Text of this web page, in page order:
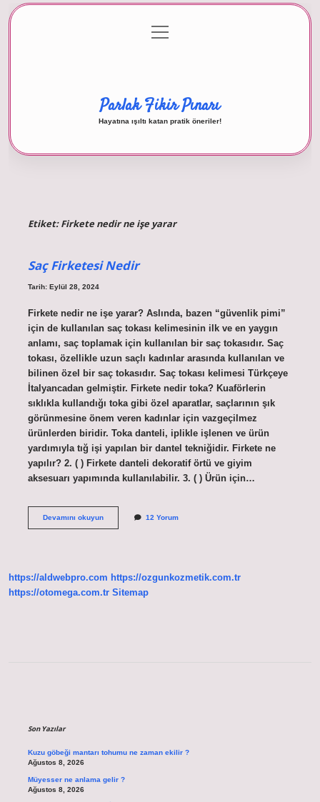
Gizlilik Politikası
menüyü
aç
Parlak Fikir Pınarı
Hayatına ışıltı katan pratik öneriler!
Etiket:Firkete nedir ne işe yarar
Saç Firketesi Nedir
Tarih: Eylül 28, 2024
Firkete nedir ne işe yarar? Aslında, bazen “güvenlik pimi”
için de kullanılan saç tokası kelimesinin ilk ve en yaygın
anlamı, saç toplamak için kullanılan bir saç tokasıdır. Saç
tokası, özellikle uzun saçlı kadınlar arasında kullanılan ve
bilinen özel bir saç tokasıdır. Saç tokası kelimesi Türkçeye
İtalyancadan gelmiştir. Firkete nedir toka? Kuaförlerin
sıklıkla kullandığı toka gibi özel aparatlar, saçlarının şık
görünmesine önem veren kadınlar için vazgeçilmez
ürünlerden biridir. Toka danteli, iplikle işlenen ve ürün
yardımıyla tığ işi yapılan bir dantel tekniğidir. Firkete ne
yapılır? 2. ( ) Firkete danteli dekoratif örtü ve giyim
aksesuarı yapımında kullanılabilir. 3. ( ) Ürün için…
Devamını okuyunSaç
12 Yorum
https://aldwebpro.com https://ozgunkozmetik.com.tr
https://otomega.com.tr Sitemap
Son Yazılar
Kuzu göbeği mantarı tohumu ne zaman ekilir ?
Ağustos 8, 2026
Müyesser ne anlama gelir ?
Ağustos 8, 2026